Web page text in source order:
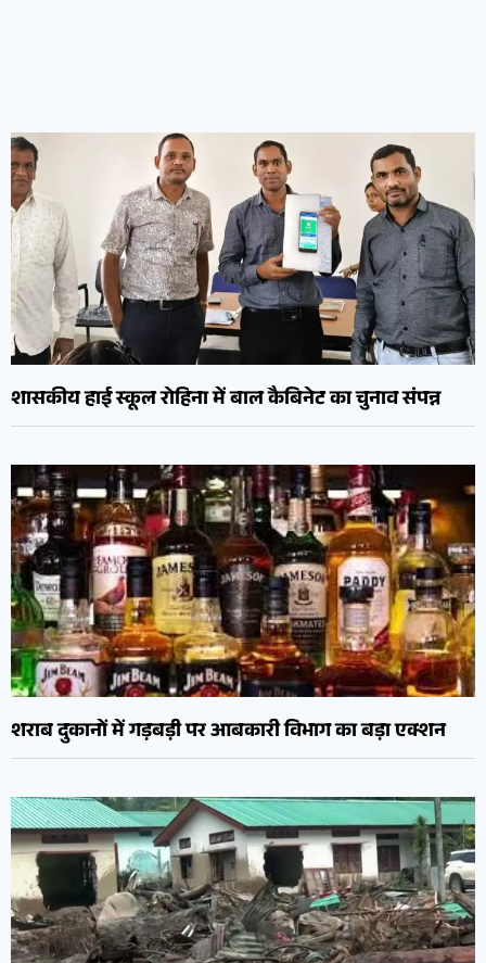
शासकीय हाई स्कूल रोहिना में बाल कैबिनेट का चुनाव संपन्न
शराब दुकानों में गड़बड़ी पर आबकारी विभाग का बड़ा एक्शन